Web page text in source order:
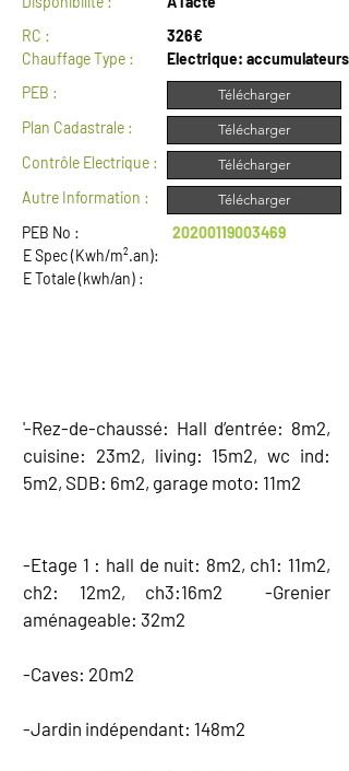
RC :
326€
Chauffage Type :
Electrique: accumulateurs
PEB :
Télécharger
Plan Cadastrale : Télécharger
Contrôle Electrique : Télécharger
Autre Information : Télécharger
PEB No :
20200119003469
E Spec (Kwh/m².an):
E Totale (kwh/an) :
'-Rez-de-chaussé: Hall d’entrée: 8m2,
cuisine: 23m2, living: 15m2, wc ind:
5m2, SDB: 6m2, garage moto: 11m2
-Etage 1 : hall de nuit: 8m2, ch1: 11m2,
ch2: 12m2, ch3:16m2 -Grenier
aménageable: 32m2
-Caves: 20m2
-Jardin indépendant: 148m2